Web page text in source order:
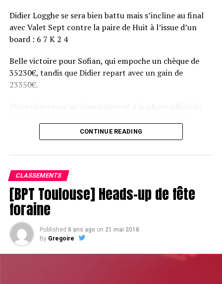
installé confortablement devant un stack de 160k.
Daniel Negreanu est arrivé !
DON'T MISS
Didier Logghe se sera bien battu mais s’incline au final
avec Valet Sept contre la paire de Huit à l’issue d’un
board : 6 7 K 2 4
Belle victoire pour Sofian, qui empoche un chèque de
35230€, tandis que Didier repart avec un gain de
23350€.
CONTINUE READING
CLASSEMENTS
[BPT Toulouse] Heads-up de fête
foraine
Published 8 ans ago on 21 mai 2018
By Gregoire